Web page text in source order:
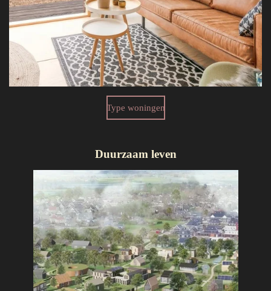
Type woningen
Duurzaam leven